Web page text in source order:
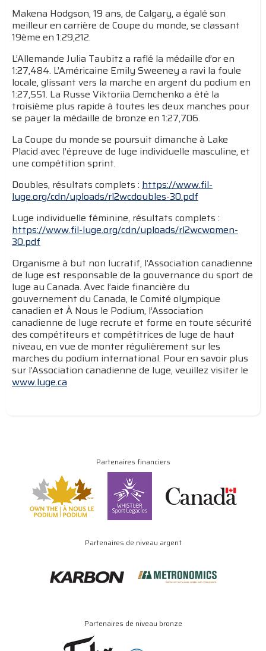
Makena Hodgson, 19 ans, de Calgary, a égalé son
meilleur en carrière de Coupe du monde, se classant
19ème en 1:29,212.
L’Allemande Julia Taubitz a raflé la médaille d’or en
1:27,484. L’Américaine Emily Sweeney a ravi la foule
locale, glissant vers la marche en argent du podium en
1:27,551. La Russe Viktoriia Demchenko a été la
troisième plus rapide à toutes les deux manches pour
se payer la médaille de bronze en 1:27,706.
La Coupe du monde se poursuit dimanche à Lake
Placid avec l’épreuve de luge individuelle masculine, et
une compétition sprint.
Doubles, résultats complets : https://www.fil-
luge.org/cdn/uploads/rl2wcdoubles-30.pdf
Luge individuelle féminine, résultats complets :
https://www.fil-luge.org/cdn/uploads/rl2wcwomen-
30.pdf
Organisme à but non lucratif, l’Association canadienne
de luge est responsable de la gouvernance du sport de
luge au Canada. Avec l’aide financière du
gouvernement du Canada, le Comité olympique
canadien et À Nous le Podium, l’Association
canadienne de luge recrute et forme en toute sécurité
des compétiteurs et compétitrices de luge de haut
niveau, en vue de monter régulièrement sur les
marches du podium international. Pour en savoir plus
sur l’Association canadienne de luge, veuillez visiter le
www.luge.ca
Partenaires financiers
Partenaires de niveau argent
Partenaires de niveau bronze